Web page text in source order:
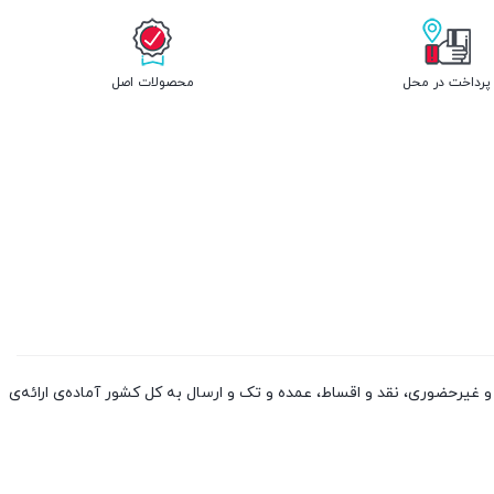
پرداخت در محل محصولات اصل
از چین و دوبی، به صورت حضوری و غیرحضوری، نقد و اقساط، عمده و تک و ارسال به کل کشور آماده‌ی ارائه‌ی